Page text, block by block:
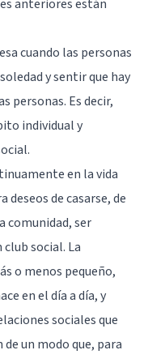
anteriores están
cuando las personas
y sentir que hay
personas. Es decir,
individual y
en la vida
de casarse, de
comunidad, ser
social. La
o menos pequeño,
en el día a día, y
sociales que
un modo que, para